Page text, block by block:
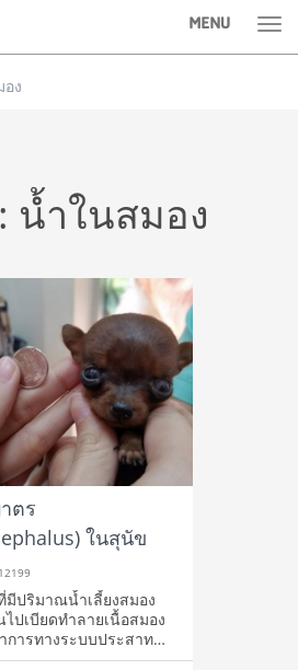
MENU
ง
น้ำในสมอง
ตร
ในสุนัข
12199
มีปริมาณน้ำเลี้ยงสมอง
ไปเบียดทำลายเนื้อสมอง
การทางระบบประสาท